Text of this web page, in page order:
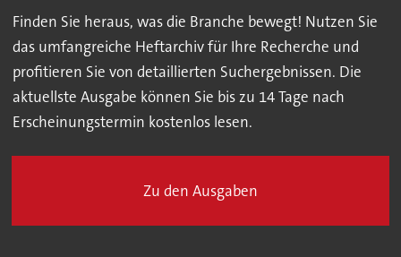
Finden Sie heraus, was die Branche bewegt! Nutzen Sie
das umfangreiche Heftarchiv für Ihre Recherche und
profitieren Sie von detaillierten Suchergebnissen. Die
aktuellste Ausgabe können Sie bis zu 14 Tage nach
Erscheinungstermin kostenlos lesen.
Zu den Ausgaben